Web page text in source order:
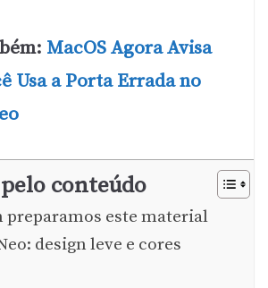
MacOS Agora Avisa
Usa a Porta Errada no
conteúdo
preparamos este material
design leve e cores